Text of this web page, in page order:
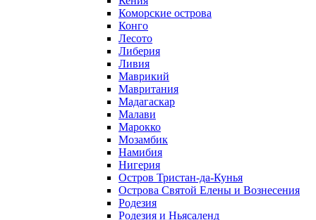
Коморские острова
Конго
Лесото
Либерия
Ливия
Маврикий
Мавритания
Мадагаскар
Малави
Марокко
Мозамбик
Намибия
Нигерия
Остров Тристан-да-Кунья
Острова Святой Елены и Вознесения
Родезия
Родезия и Ньясаленд